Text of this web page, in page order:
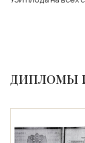
ДИПЛОМЫ